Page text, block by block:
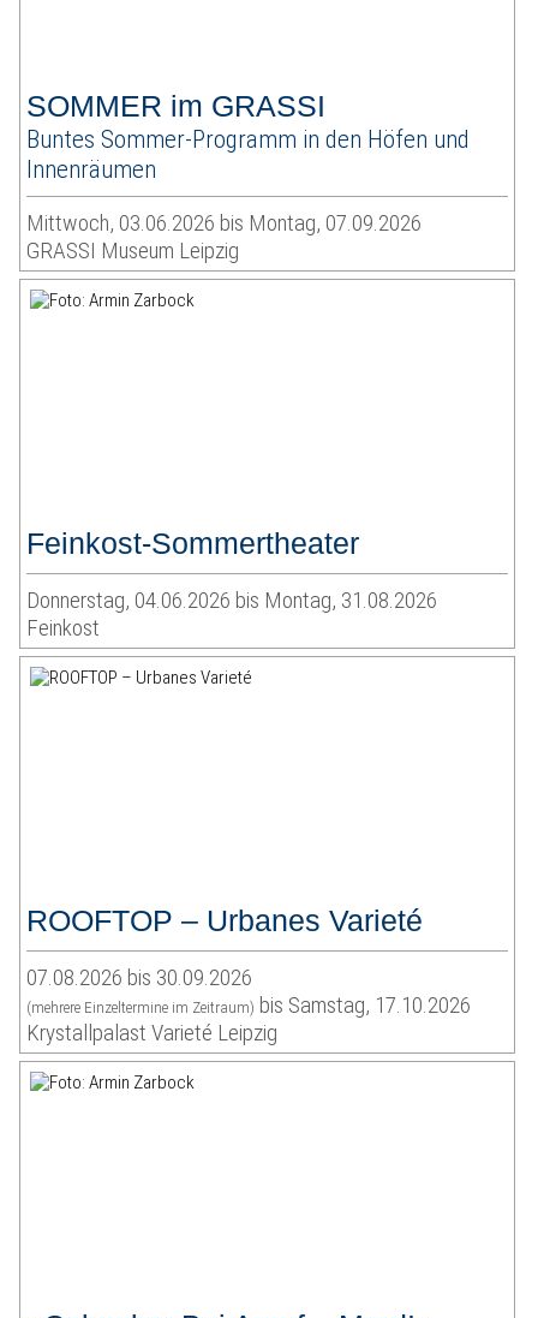
SOMMER im GRASSI
Buntes Sommer-Programm in den Höfen und
Innenräumen
Mittwoch, 03.06.2026 bis Montag, 07.09.2026
GRASSI Museum Leipzig
Feinkost-Sommertheater
Donnerstag, 04.06.2026 bis Montag, 31.08.2026
Feinkost
ROOFTOP – Urbanes Varieté
07.08.2026 bis 30.09.2026
(mehrere Einzeltermine im Zeitraum) bis Samstag, 17.10.2026
Krystallpalast Varieté Leipzig